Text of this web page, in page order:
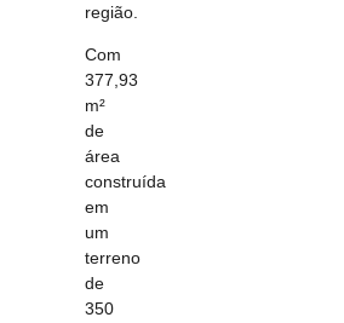
região.
Com
377,93
m²
de
área
construída
em
um
terreno
de
350